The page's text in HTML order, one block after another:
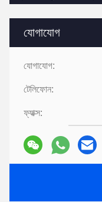
যোগাযোগ
যোগাযোগ:
টেলিফোন:
ফ্যাক্স: